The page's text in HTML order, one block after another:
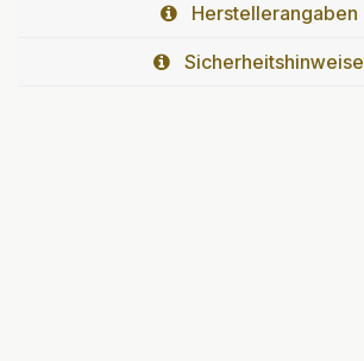
Herstellerangaben
Sicherheitshinweise